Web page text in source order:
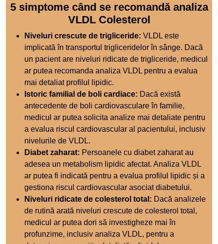
5 simptome când se recomandă analiza
VLDL Colesterol
Niveluri crescute de trigliceride: VLDL este
implicată în transportul trigliceridelor în sânge. Dacă
un pacient are niveluri ridicate de trigliceride, medicul
ar putea recomanda analiza VLDL pentru a evalua
mai detaliat profilul lipidic.
Istoric familial de boli cardiace: Dacă există
antecedente de boli cardiovasculare în familie,
medicul ar putea solicita analize mai detaliate pentru
a evalua riscul cardiovascular al pacientului, inclusiv
nivelurile de VLDL.
Diabet zaharat: Persoanele cu diabet zaharat au
adesea un metabolism lipidic afectat. Analiza VLDL
ar putea fi indicată pentru a evalua profilul lipidic și a
gestiona riscul cardiovascular asociat diabetului.
Niveluri ridicate de colesterol total: Dacă analizele
de rutină arată niveluri crescute de colesterol total,
medicul ar putea dori să investigheze mai în
profunzime, inclusiv analiza VLDL, pentru a